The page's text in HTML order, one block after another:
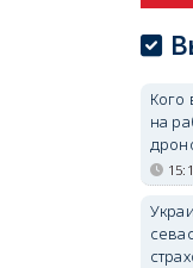
Кого
на